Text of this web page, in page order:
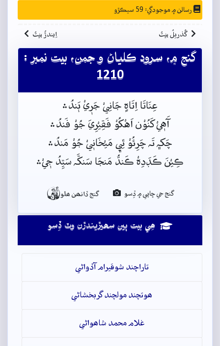
رسالن ۾ موجودگي: 59 سيڪڙو
گُذريلُ بيتُ اِيندڙُ بيتُ
گنج ۾، سرود ڪلياڻ و جمن، بيت نمبر :
1210
عِنَاتَا اِتَاہٍ جَانِيْ جَرٖيْ ٻَندُ﮶
آَهٖيْ کَنُوْن اَهْکُوْ فَقِيْرِيَ جُوْ فَندُ﮶
چَکہ﮼ تَہ چَرِئُوْ ٿِي﮼ مَيْخَانٖيْ جُوْ مَندُ﮶
ڪِيْنَ ڪَڊَدِہْ ڪَنڌُ مَنجَا سَنکَّہ سَيِّدُ جٖيْ﮶
گنج جي ڇاپي ۾ ڏِسو گنج ڏانھن ھلو
ھِي بيت ٻين سھيڙيندڙن وٽ ڏِسو
تاراچند شوقيرام آڏواڻي
ھوتچند مولچند گربخشاڻي
غلام محمد شاھواڻي